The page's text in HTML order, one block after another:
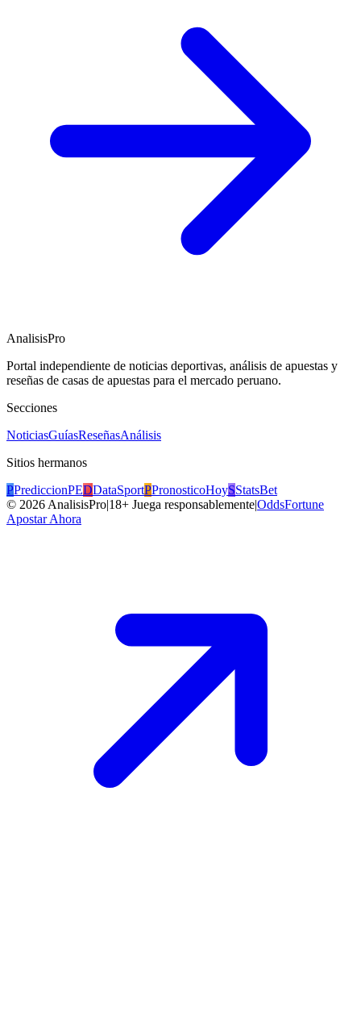
AnalisisPro
Portal independiente de noticias deportivas, análisis de apuestas y
reseñas de casas de apuestas para el mercado peruano.
Secciones
NoticiasGuíasReseñasAnálisis
Sitios hermanos
PPrediccionPEDDataSportPPronosticoHoySStatsBet
© 2026 AnalisisPro|18+ Juega responsablemente|OddsFortune
Apostar Ahora